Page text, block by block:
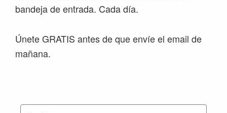
bandeja de entrada. Cada día.
Únete GRATIS antes de que envíe el email de
mañana.